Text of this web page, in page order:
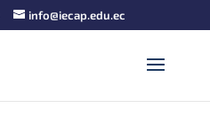
info@iecap.edu.ec